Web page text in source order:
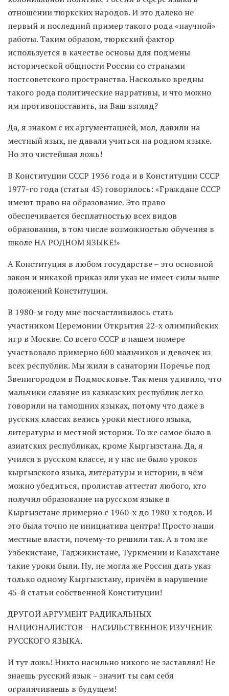
отношении тюркских народов. И это далеко не
первый и последний пример такого рода «научной»
работы. Таким образом, тюркский фактор
используется в качестве основы для подмены
исторической общности России со странами
постсоветского пространства. Насколько вредны
такого рода политические нарративы, и что можно
им противопоставить, на Ваш взгляд?
Да, я знаком с их аргументацией, мол, давили на
местный язык, не давали учиться на родном языке.
Но это чистейшая ложь!
В Конституции СССР 1936 года и в Конституции СССР
1977-го года (статья 45) говорилось: «Граждане СССР
имеют право на образование. Это право
обеспечивается бесплатностью всех видов
образования, в том числе возможностью обучения в
школе НА РОДНОМ ЯЗЫКЕ!»
А Конституция в любом государстве – это основной
закон и никакой приказ или указ не имеет силы выше
положений Конституции.
В 1980-м году мне посчастливилось стать
участником Церемонии Открытия 22-х олимпийских
игр в Москве. Со всего СССР в нашем номере
участвовало примерно 600 мальчиков и девочек из
всех республик. Мы жили в санатории Поречье под
Звенигородом в Подмосковье. Так меня удивило, что
мальчики славяне из кавказских республик легко
говорили на тамошних языках, потому что даже в
русских классах велись уроки местного языка,
литературы и местной истории. То же самое было в
азиатских республиках, кроме Кыргызстана. Да, я
учился в русском классе, и у нас не было уроков
кыргызского языка, литературы и истории, в чём
можно убедиться, пролистав аттестат любого, кто
получил образование на русском языке в
Кыргызстане примерно с 1960-х до 1980-х годов. И
это была точно не инициатива центра! Просто наши
местные власти, почему-то решили так. А в том же
Узбекистане, Таджикистане, Туркмении и Казахстане
такие уроки были. Ну, не могла же Россия дать указ
только одному Кыргызстану, причём в нарушение
45-й статьи собственной Конституции!
ДРУГОЙ АРГУМЕНТ РАДИКАЛЬНЫХ
НАЦИОНАЛИСТОВ – НАСИЛЬСТВЕННОЕ ИЗУЧЕНИЕ
РУССКОГО ЯЗЫКА.
И тут ложь! Никто насильно никого не заставлял! Не
знаешь русский язык – значит ты сам себя
ограничиваешь в будущем!